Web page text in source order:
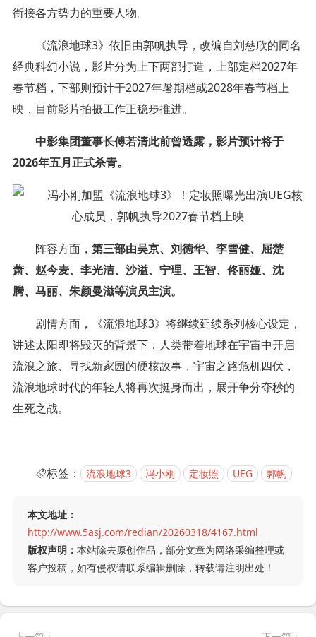
衔接各方势力的重要人物。
《流浪地球3》依旧由郭帆执导，改编自刘慈欣的同名
经典科幻小说，影片分为上下两部打造，上部定档2027年
春节档，下部则预计于2027年暑期档或2028年春节档上
映，目前影片拍摄工作正稳步推进。
中影集团董事长傅若清此前曾透露，影片预计将于
2026年五月正式杀青。
阵容方面， 第三部由吴京、刘德华、李雪健、屈楚
萧、赵今麦、李光洁、沙溢、宁理、王智、佟丽娅、沈
腾、马丽、朱颜曼滋等演员主演。
剧情方面，《流浪地球3》将继续延续系列核心设定，
讲述太阳即将毁灭的背景下，人类带着地球在宇宙中开启
流浪之旅、寻找新家园的硬核故事，宇宙之路危机四伏，
流浪地球时代的年轻人将再次挺身而出，展开争分夺秒的
生死之战。
标签： 流浪地球3 冯小刚 定妆照 UEG 郭帆
本文地址：
http://www.5asj.com/redian/20260318/4167.html
版权声明： 本站除去原创作品，部分文章为网络采编整理或
客户投稿，如有侵权请联系编辑删除，转载请注明出处！